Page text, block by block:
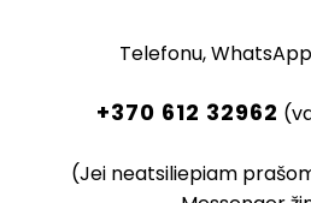
Telefonu,
+370 612 32962
(Jei neatsiliepiam